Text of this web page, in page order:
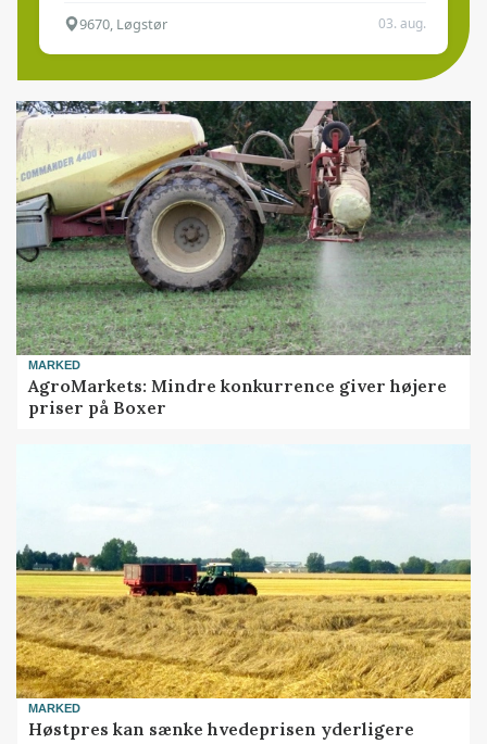
9670, Løgstør 03. aug.
MARKED
AgroMarkets: Mindre konkurrence giver højere
priser på Boxer
MARKED
Høstpres kan sænke hvedeprisen yderligere